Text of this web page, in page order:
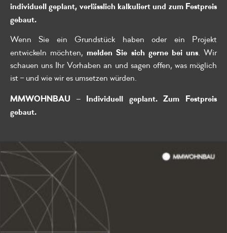
individuell geplant, verlässlich kalkuliert und zum Festpreis
gebaut.
Wenn Sie ein Grundstück haben oder ein Projekt
entwickeln möchten, melden Sie sich gerne bei uns. Wir
schauen uns Ihr Vorhaben an und sagen offen, was möglich
ist – und wie wir es umsetzen würden.
MMWOHNBAU – Individuell geplant. Zum Festpreis
gebaut.